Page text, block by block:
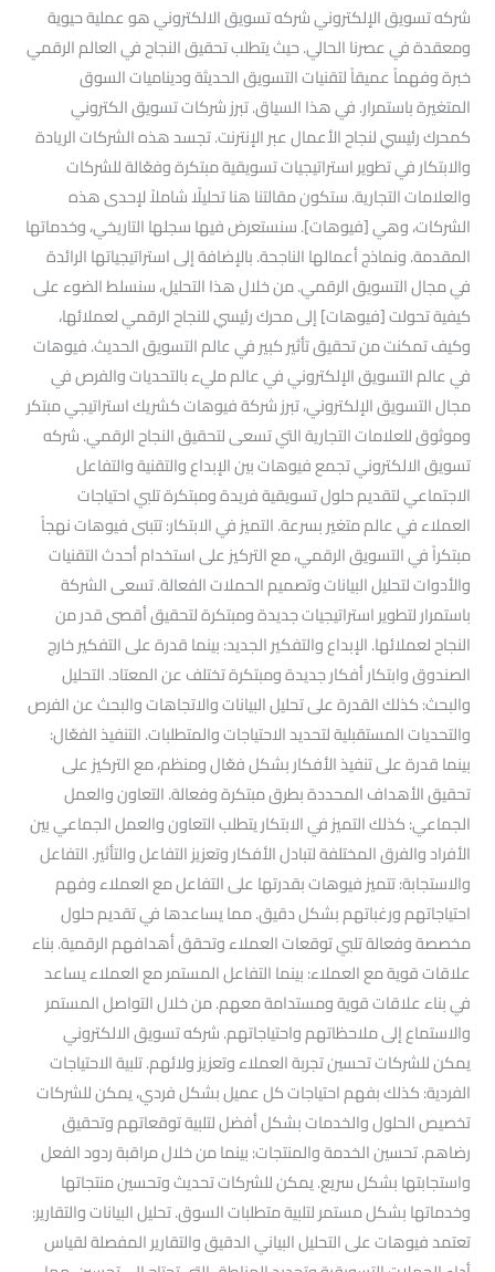
شركه تسويق الإلكتروني شركه تسويق الالكتروني هو عملية حيوية
ومعقدة في عصرنا الحالي. حيث يتطلب تحقيق النجاح في العالم الرقمي
خبرة وفهماً عميقاً لتقنيات التسويق الحديثة وديناميات السوق
المتغيرة باستمرار. في هذا السياق. تبرز شركات تسويق الكتروني
كمحرك رئيسي لنجاح الأعمال عبر الإنترنت. تجسد هذه الشركات الريادة
والابتكار في تطوير استراتيجيات تسويقية مبتكرة وفعّالة للشركات
والعلامات التجارية. ستكون مقالتنا هنا تحليلًا شاملاً لإحدى هذه
الشركات، وهي [فيوهات]. سنستعرض فيها سجلها التاريخي، وخدماتها
المقدمة. ونماذج أعمالها الناجحة. بالإضافة إلى استراتيجياتها الرائدة
في مجال التسويق الرقمي. من خلال هذا التحليل، سنسلط الضوء على
كيفية تحولت [فيوهات] إلى محرك رئيسي للنجاح الرقمي لعملائها،
وكيف تمكنت من تحقيق تأثير كبير في عالم التسويق الحديث. فيوهات
في عالم التسويق الإلكتروني في عالم مليء بالتحديات والفرص في
مجال التسويق الإلكتروني، تبرز شركة فيوهات كشريك استراتيجي مبتكر
وموثوق للعلامات التجارية التي تسعى لتحقيق النجاح الرقمي. شركه
تسويق الالكتروني تجمع فيوهات بين الإبداع والتقنية والتفاعل
الاجتماعي لتقديم حلول تسويقية فريدة ومبتكرة تلبي احتياجات
العملاء في عالم متغير بسرعة. التميز في الابتكار: تتبنى فيوهات نهجاً
مبتكراً في التسويق الرقمي، مع التركيز على استخدام أحدث التقنيات
والأدوات لتحليل البيانات وتصميم الحملات الفعالة. تسعى الشركة
باستمرار لتطوير استراتيجيات جديدة ومبتكرة لتحقيق أقصى قدر من
النجاح لعملائها. الإبداع والتفكير الجديد: بينما قدرة على التفكير خارج
الصندوق وابتكار أفكار جديدة ومبتكرة تختلف عن المعتاد. التحليل
والبحث: كذلك القدرة على تحليل البيانات والاتجاهات والبحث عن الفرص
والتحديات المستقبلية لتحديد الاحتياجات والمتطلبات. التنفيذ الفعّال:
بينما قدرة على تنفيذ الأفكار بشكل فعّال ومنظم، مع التركيز على
تحقيق الأهداف المحددة بطرق مبتكرة وفعالة. التعاون والعمل
الجماعي: كذلك التميز في الابتكار يتطلب التعاون والعمل الجماعي بين
الأفراد والفرق المختلفة لتبادل الأفكار وتعزيز التفاعل والتأثير. التفاعل
والاستجابة: تتميز فيوهات بقدرتها على التفاعل مع العملاء وفهم
احتياجاتهم ورغباتهم بشكل دقيق. مما يساعدها في تقديم حلول
مخصصة وفعالة تلبي توقعات العملاء وتحقق أهدافهم الرقمية. بناء
علاقات قوية مع العملاء: بينما التفاعل المستمر مع العملاء يساعد
في بناء علاقات قوية ومستدامة معهم. من خلال التواصل المستمر
والاستماع إلى ملاحظاتهم واحتياجاتهم. شركه تسويق الالكتروني
يمكن للشركات تحسين تجربة العملاء وتعزيز ولائهم. تلبية الاحتياجات
الفردية: كذلك بفهم احتياجات كل عميل بشكل فردي، يمكن للشركات
تخصيص الحلول والخدمات بشكل أفضل لتلبية توقعاتهم وتحقيق
رضاهم. تحسين الخدمة والمنتجات: بينما من خلال مراقبة ردود الفعل
واستجابتها بشكل سريع. يمكن للشركات تحديث وتحسين منتجاتها
وخدماتها بشكل مستمر لتلبية متطلبات السوق. تحليل البيانات والتقارير:
تعتمد فيوهات على التحليل البياني الدقيق والتقارير المفصلة لقياس